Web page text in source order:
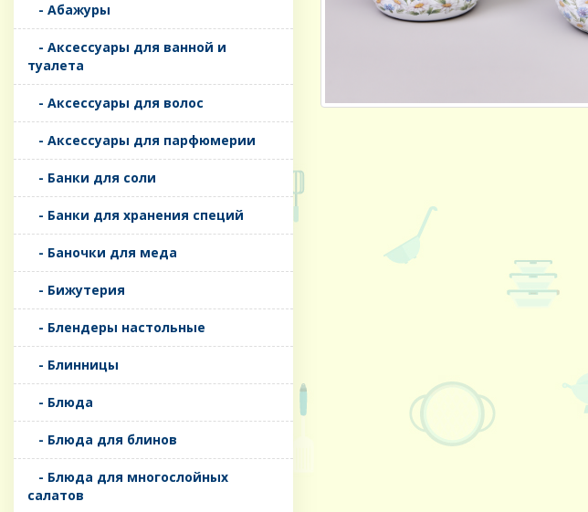
- Абажуры
- Аксессуары для ванной и
туалета
- Аксессуары для волос
- Аксессуары для парфюмерии
- Банки для соли
- Банки для хранения специй
- Баночки для меда
- Бижутерия
- Блендеры настольные
- Блинницы
- Блюда
- Блюда для блинов
- Блюда для многослойных
салатов